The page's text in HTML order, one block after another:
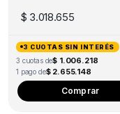
$ 3.018.655
3 CUOTAS SIN INTERÉS
3 cuotas de$ 1.006.218
1 pago de$ 2.655.148
Comprar